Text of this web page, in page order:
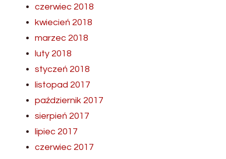
czerwiec 2018
kwiecień 2018
marzec 2018
luty 2018
styczeń 2018
listopad 2017
październik 2017
sierpień 2017
lipiec 2017
czerwiec 2017